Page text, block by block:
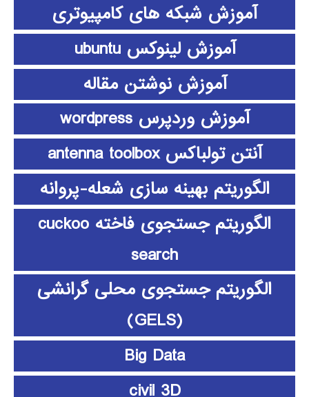
آموزش شبکه های کامپیوتری
آموزش لینوکس ubuntu
آموزش نوشتن مقاله
آموزش وردپرس wordpress
آنتن تولباکس antenna toolbox
الگوریتم بهینه سازی شعله-پروانه
الگوریتم جستجوی فاخته cuckoo
search
الگوریتم جستجوی محلی گرانشی
(GELS)
Big Data
civil 3D